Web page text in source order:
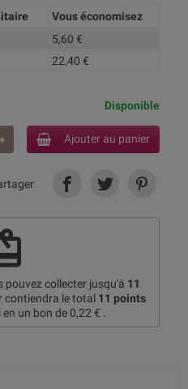
Vous économisez
5,60 €
22,40 €
Disponible
Ajouter au panier
pouvez collecter jusqu'à 11
contiendra le total 11 points
un bon de 0,22 € .